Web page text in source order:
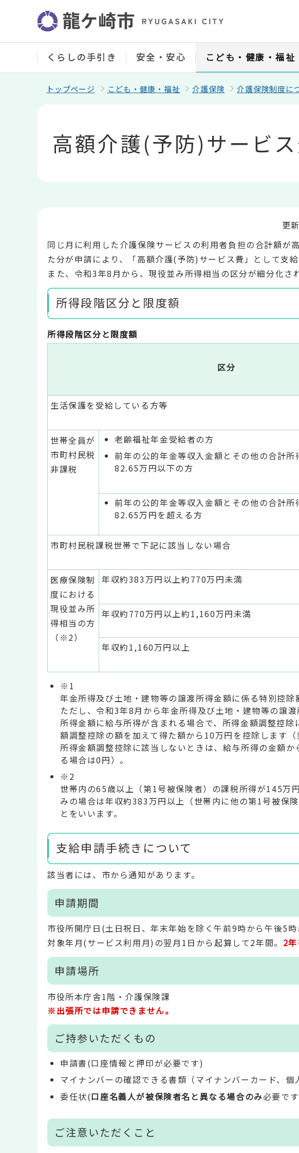
ジ
くらしの手引き 安全・安心 こども・健康・福祉
トップページ こども・健康・福祉 介護保険 介護保険制度に
高額介護(予防)サービ
更
同じ月に利用した介護保険サービスの利用者負担の合計額が
た分が申請により、「高額介護(予防)サービス費」として支給
また、令和3年8月から、現役並み所得相当の区分が細分化さ
所得段階区分と限度額
所得段階区分と限度額
区分
生活保護を受給している方等
世帯全員が
市町村民税
非課税
老齢福祉年金受給者の方
前年の公的年金等収入金額とその他の合計
82.65万円以下の方
前年の公的年金等収入金額とその他の合計
82.65万円を超える方
市町村民税課税世帯で下記に該当しない場合
医療保険制
度における
現役並み所
得相当の方
（※2）
年収約383万円以上約770万円未満
年収約770万円以上約1,160万円未満
年収約1,160万円以上
※1
年金所得及び土地・建物等の譲渡所得金額に係る特別控除
ただし、令和3年8月から年金所得及び土地・建物等の譲
所得金額に給与所得が含まれる場合で、所得金額調整控
額調整控除の額を加えて得た額から10万円を控除します（
所得金額調整控除に該当しないときは、給与所得の金額
る場合は0円）。
※2
世帯内の65歳以上（第1号被保険者）の課税所得が145万
みの場合は年収約383万円以上（世帯内に他の第1号被保
とをいいます。
支給申請手続きについて
該当者には、市から通知があります。
申請期間
市役所開庁日(土日祝日、年末年始を除く午前9時から午後5
対象年月(サービス利用月)の翌月1日から起算して2年間。 2
申請場所
市役所本庁舎1階・介護保険課
※出張所では申請できません。
ご持参いただくもの
申請書(口座情報と押印が必要です)
マイナンバーの確認できる書類（マイナンバーカード、個
委任状(口座名義人が被保険者名と異なる場合のみ必要で
ご注意いただくこと